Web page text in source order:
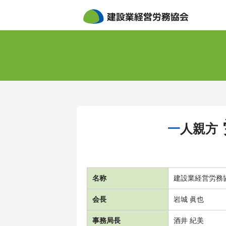
一人親方
名称 建設業経営労務
会長 岩城 眞也
事務局長 酒井 紀美